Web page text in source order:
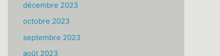
décembre 2023
octobre 2023
septembre 2023
août 2023